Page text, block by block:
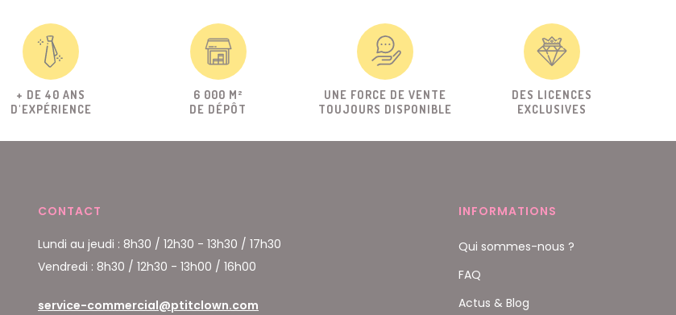
+ DE 40 ANS
D'EXPÉRIENCE
6 000 M²
DE DÉPÔT
UNE FORCE DE VENTE
TOUJOURS DISPONIBLE
DES LICENCES
EXCLUSIVES
CONTACT
Lundi au jeudi : 8h30 / 12h30 - 13h30 / 17h30
Vendredi : 8h30 / 12h30 - 13h00 / 16h00
service-commercial@ptitclown.com
INFORMATIONS
Qui sommes-nous ?
FAQ
Actus & Blog